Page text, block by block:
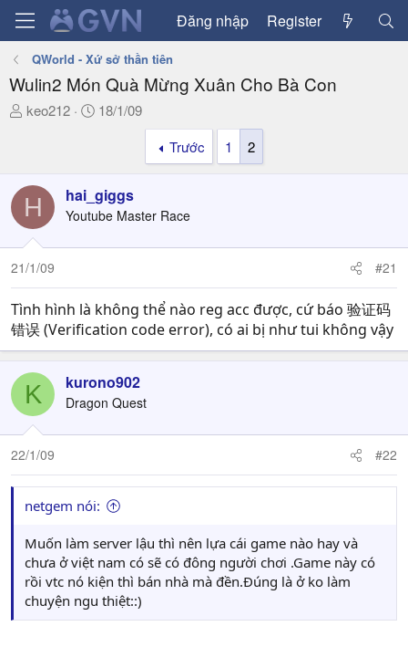
Đăng nhập Register
QWorld - Xứ sở thần tiên
Wulin2 Món Quà Mừng Xuân Cho Bà Con
T
a
d
s
t
a
e
r
keo212
N
ử
i
18/1/09
Trước
1 2
H hai_giggs
Youtube Master Race
21/1/09 #21
Tình hình là không thể nào reg acc được, cứ báo 验证码
错误 (Verification code error), có ai bị như tui không vậy
K kurono902
Dragon Quest
22/1/09 #22
netgem nói:
Muốn làm server lậu thì nên lựa cái game nào hay và
chưa ở việt nam có sẽ có đông người chơi .Game này có
rồi vtc nó kiện thì bán nhà mà đền.Đúng là ở ko làm
chuyện ngu thiệt::)